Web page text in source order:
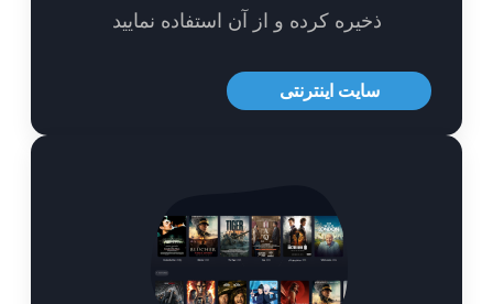
ذخیره کرده و از آن استفاده نمایید
سایت اینترنتی